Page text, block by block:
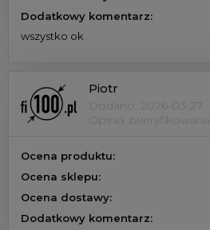
Dodatkowy komentarz:
wszystko ok
Piotr
Dodano: 2026-03-27
Opinia zweryfikowana
Ocena produktu:
Ocena sklepu:
Ocena dostawy:
Dodatkowy komentarz: